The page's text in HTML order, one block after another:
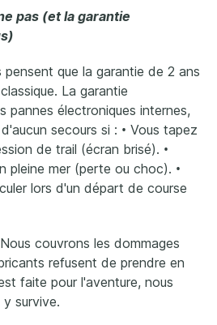
pas (et la garantie
que la garantie de 2 ans
La garantie
pannes électroniques internes,
secours si : • Vous tapez
de trail (écran brisé). •
pleine mer (perte ou choc). •
lors d'un départ de course
couvrons les dommages
refusent de prendre en
faite pour l'aventure, nous
y survive.